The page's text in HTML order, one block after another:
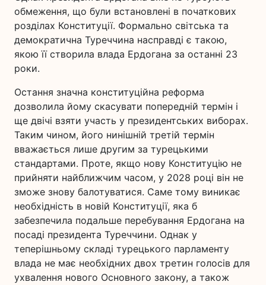
обмеження, що були встановлені в початкових
розділах Конституції. Формально світська та
демократична Туреччина насправді є такою,
якою її створила влада Ердогана за останні 23
роки.
Остання значна конституційна реформа
дозволила йому скасувати попередній термін і
ще двічі взяти участь у президентських виборах.
Таким чином, його нинішній третій термін
вважається лише другим за турецькими
стандартами. Проте, якщо нову Конституцію не
прийняти найближчим часом, у 2028 році він не
зможе знову балотуватися. Саме тому виникає
необхідність в новій Конституції, яка б
забезпечила подальше перебування Ердогана на
посаді президента Туреччини. Однак у
теперішньому складі турецького парламенту
влада не має необхідних двох третин голосів для
ухвалення нового Основного закону, а також